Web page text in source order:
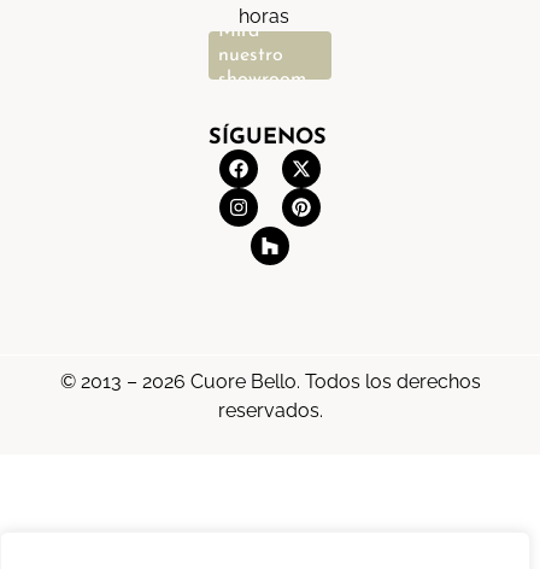
horas
Mira
nuestro
showroom
SÍGUENOS
© 2013 – 2026 Cuore Bello. Todos los derechos
reservados.